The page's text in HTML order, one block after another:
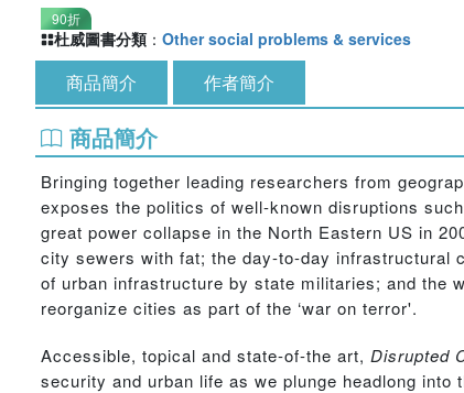
90折
杜威圖書分類 ： Other social problems & services
商品簡介 作者簡介
商品簡介
Bringing together leading researchers from
exposes the politics of well-known disruptions
great power collapse in the North Eastern US in
city sewers with fat; the day-to-day infrastructural
of urban infrastructure by state militaries; and the
reorganize cities as part of the ‘war on terror'.
Accessible, topical and state-of-the art, Disrupted
security and urban life as we plunge headlong